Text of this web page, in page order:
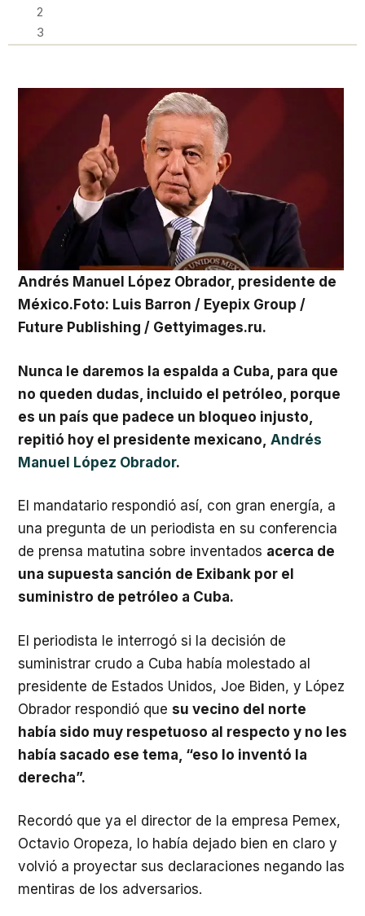
2
3
Andrés Manuel López Obrador, presidente de
México.Foto: Luis Barron / Eyepix Group /
Future Publishing / Gettyimages.ru.
Nunca le daremos la espalda a Cuba, para que
no queden dudas, incluido el petróleo, porque
es un país que padece un bloqueo injusto,
repitió hoy el presidente mexicano, Andrés
Manuel López Obrador.
El mandatario respondió así, con gran energía, a
una pregunta de un periodista en su conferencia
de prensa matutina sobre inventados acerca de
una supuesta sanción de Exibank por el
suministro de petróleo a Cuba.
El periodista le interrogó si la decisión de
suministrar crudo a Cuba había molestado al
presidente de Estados Unidos, Joe Biden, y López
Obrador respondió que su vecino del norte
había sido muy respetuoso al respecto y no les
había sacado ese tema, “eso lo inventó la
derecha”.
Recordó que ya el director de la empresa Pemex,
Octavio Oropeza, lo había dejado bien en claro y
volvió a proyectar sus declaraciones negando las
mentiras de los adversarios.